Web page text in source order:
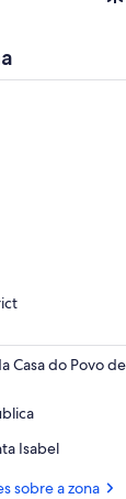
Casa do Povo
Isabel
sobre a zona